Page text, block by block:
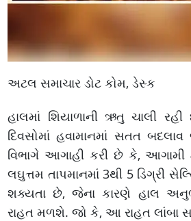
અટલ સમાચાર ડોટ કોમ, ડેસ્ક
હાલમાં શિયાળાની ઋતુ ચાલી
દિવસોમાં હવામાનમાં સતત
વિભાગે આગાહી કરી છે કે, આગામી
લઘુત્તમ તાપમાનમાં 3થી 5 ડિગ્રી
શક્યતા છે, જેના કારણે હાલ
રાહત મળશે. જો કે, આ રાહત લાંબા